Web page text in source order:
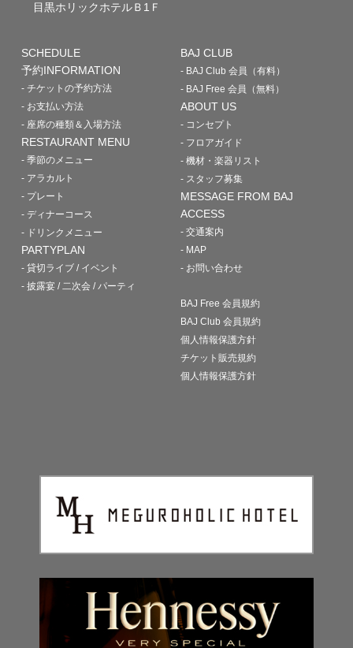
目黒ホリックホテルＢ1Ｆ
SCHEDULE
予約INFORMATION
- チケットの予約方法
- お支払い方法
- 座席の種類＆入場方法
RESTAURANT MENU
- 季節のメニュー
- アラカルト
- プレート
- ディナーコース
- ドリンクメニュー
PARTYPLAN
- 貸切ライブ / イベント
- 披露宴 / 二次会 / パーティ
BAJ CLUB
- BAJ Club 会員（有料）
- BAJ Free 会員（無料）
ABOUT US
- コンセプト
- フロアガイド
- 機材・楽器リスト
- スタッフ募集
MESSAGE FROM BAJ
ACCESS
- 交通案内
- MAP
- お問い合わせ
BAJ Free 会員規約
BAJ Club 会員規約
個人情報保護方針
チケット販売規約
個人情報保護方針